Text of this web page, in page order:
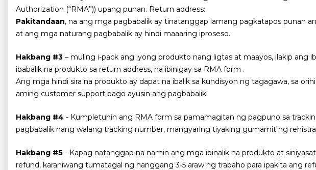
Authorization (“RMA”)) upang punan. Return address:
Pakitandaan, na ang mga pagbabalik ay tinatanggap lamang pagkatapos punan
at ang mga naturang pagbabalik ay hindi maaaring iproseso.
Hakbang #3 – muling i-pack ang iyong produkto nang ligtas at maayos, ilakip ang
ibabalik na produkto sa return address, na ibinigay sa RMA form .
Ang mga hindi sira na produkto ay dapat na ibalik sa kundisyon ng tagagawa, sa
aming customer support bago ayusin ang pagbabalik.
Hakbang #4 - Kumpletuhin ang RMA form sa pamamagitan ng pagpuno sa
pagbabalik nang walang tracking number, mangyaring tiyaking gumamit ng
Hakbang #5 - Kapag natanggap na namin ang mga ibinalik na produkto at
refund, karaniwang tumatagal ng hanggang 3-5 araw ng trabaho para ipakita ang